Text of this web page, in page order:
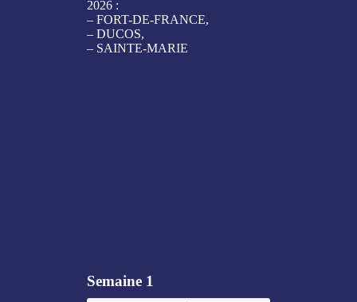
2026 :
– FORT-DE-FRANCE,
– DUCOS,
– SAINTE-MARIE
Semaine 1